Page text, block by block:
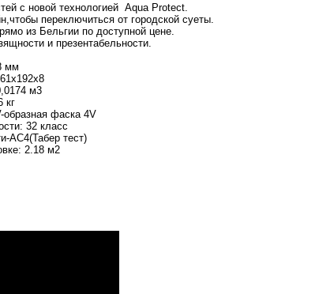
с новой технологией Aqua Protect.
переключиться от городской суеты.
из Бельгии по доступной цене.
и презентабельности.
мм
м3
кг
фаска 4V
32 класс
AC4(Табер тест)
2.18 м2